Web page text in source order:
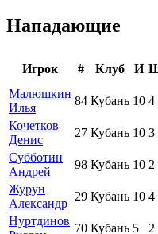
Нападающие
Игрок # Клуб И
Малюшкин
Илья
84 Кубань 10 4
Кочетков
Денис
27 Кубань 10 3
Субботин
Андрей
98 Кубань 10 2
Журун
Александр
29 Кубань 10 4
Нуртдинов
70 Кубань 5 2